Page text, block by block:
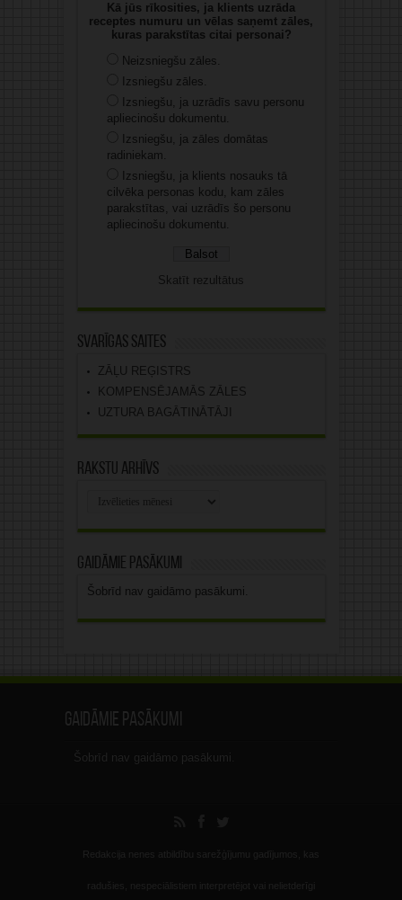
Kā jūs rīkosities, ja klients uzrāda
receptes numuru un vēlas saņemt zāles,
kuras parakstītas citai personai?
Neizsniegšu zāles.
Izsniegšu zāles.
Izsniegšu, ja uzrādīs savu personu
apliecinošu dokumentu.
Izsniegšu, ja zāles domātas
radiniekam.
Izsniegšu, ja klients nosauks tā
cilvēka personas kodu, kam zāles
parakstītas, vai uzrādīs šo personu
apliecinošu dokumentu.
Skatīt rezultātus
Svarīgas saites
ZĀĻU REĢISTRS
KOMPENSĒJAMĀS ZĀLES
UZTURA BAGĀTINĀTĀJI
Rakstu arhīvs
Gaidāmie pasākumi
Šobrīd nav gaidāmo pasākumi.
Gaidāmie pasākumi
Šobrīd nav gaidāmo pasākumi.
Redakcija nenes atbildību sarežģījumu gadījumos, kas